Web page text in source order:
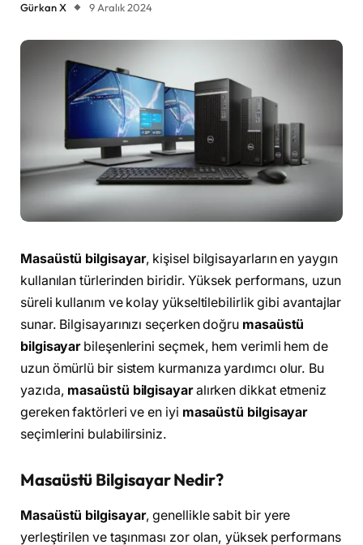
Gürkan X 9 Aralık 2024
Masaüstü bilgisayar, kişisel bilgisayarların en yaygın
kullanılan türlerinden biridir. Yüksek performans, uzun
süreli kullanım ve kolay yükseltilebilirlik gibi avantajlar
sunar. Bilgisayarınızı seçerken doğru masaüstü
bilgisayarbileşenlerini seçmek, hem verimli hem de
uzun ömürlü bir sistem kurmanıza yardımcı olur. Bu
yazıda, masaüstü bilgisayaralırken dikkat etmeniz
gereken faktörleri ve en iyi masaüstü bilgisayar
seçimlerini bulabilirsiniz.
Masaüstü Bilgisayar Nedir?
Masaüstü bilgisayar, genellikle sabit bir yere
yerleştirilen ve taşınması zor olan, yüksek performans